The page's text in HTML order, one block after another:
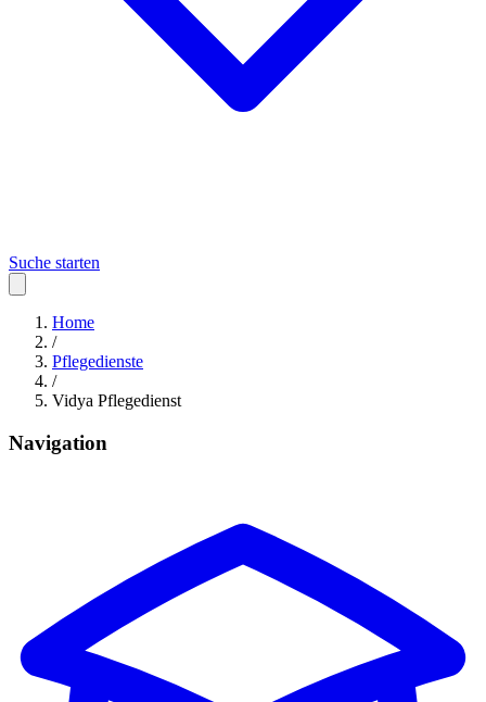
Suche starten
Home
/
Pflegedienste
/
Vidya Pflegedienst
Navigation